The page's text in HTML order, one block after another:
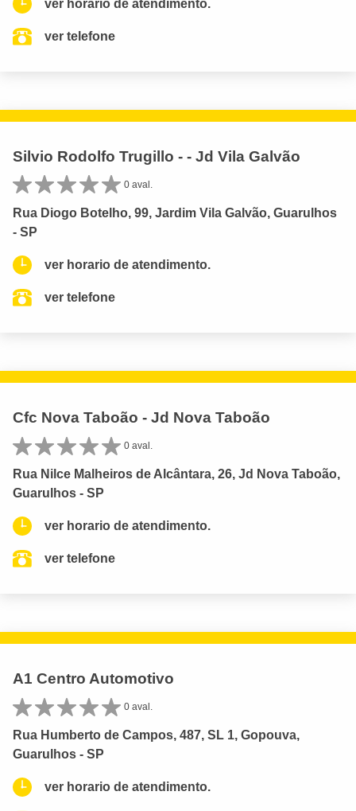
ver horario de atendimento.
ver telefone
Silvio Rodolfo Trugillo - - Jd Vila Galvão
0 aval.
Rua Diogo Botelho, 99, Jardim Vila Galvão, Guarulhos
- SP
ver horario de atendimento.
ver telefone
Cfc Nova Taboão - Jd Nova Taboão
0 aval.
Rua Nilce Malheiros de Alcântara, 26, Jd Nova Taboão,
Guarulhos - SP
ver horario de atendimento.
ver telefone
A1 Centro Automotivo
0 aval.
Rua Humberto de Campos, 487, SL 1, Gopouva,
Guarulhos - SP
ver horario de atendimento.